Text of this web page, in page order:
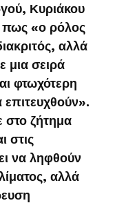
Κυριάκου
πως «ο ρόλος
αλλά
μια σειρά
φτωχότερη
επιτευχθούν».
στο ζήτημα
στις
να ληφθούν
αλλά